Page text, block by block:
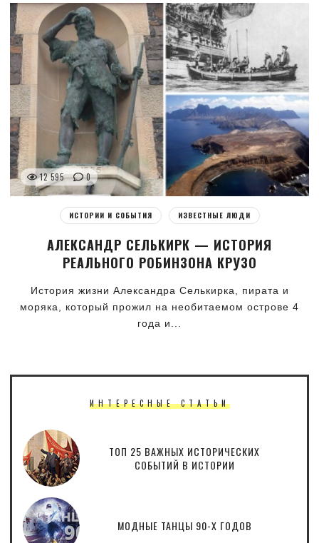
12 595 0
ИСТОРИИ И СОБЫТИЯ ИЗВЕСТНЫЕ ЛЮДИ
АЛЕКСАНДР СЕЛЬКИРК — ИСТОРИЯ
РЕАЛЬНОГО РОБИНЗОНА КРУЗО
История жизни Александра Селькирка, пирата и
моряка, который прожил на необитаемом острове 4
года и...
ИНТЕРЕСНЫЕ СТАТЬИ
ТОП 25 ВАЖНЫХ ИСТОРИЧЕСКИХ
СОБЫТИЙ В ИСТОРИИ
МОДНЫЕ ТАНЦЫ 90-Х ГОДОВ